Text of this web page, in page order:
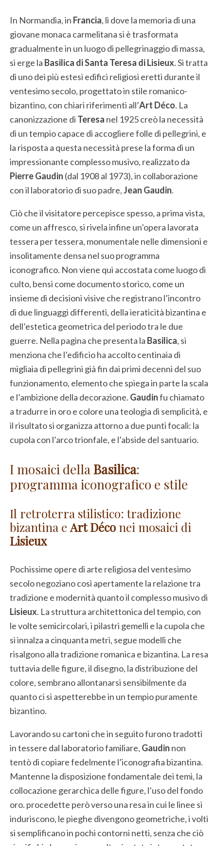
In Normandia, in Francia, lì dove la memoria di una
giovane monaca carmelitana si è trasformata
gradualmente in un luogo di pellegrinaggio di massa,
si erge la Basilica di Santa Teresa di Lisieux. Si tratta
di uno dei più estesi edifici religiosi eretti durante il
ventesimo secolo, progettato in stile romanico-
bizantino, con chiari riferimenti all’Art Déco. La
canonizzazione di Teresa nel 1925 creò la necessità
di un tempio capace di accogliere folle di pellegrini, e
la risposta a questa necessità prese la forma di un
impressionante complesso musivo, realizzato da
Pierre Gaudin (dal 1908 al 1973), in collaborazione
con il laboratorio di suo padre,Jean Gaudin.
Ciò che il visitatore percepisce spesso, a prima vista,
come un affresco, si rivela infine un’opera lavorata
tessera per tessera, monumentale nelle dimensioni e
insolitamente densa nel suo programma
iconografico. Non viene qui accostata come luogo di
culto, bensì come documento storico, come un
insieme di decisioni visive che registrano l’incontro
di due linguaggi differenti, della ieraticità bizantina e
dell’estetica geometrica del periodo tra le due
guerre. Nella pagina che presenta la Basilica, si
menziona che l’edificio ha accolto centinaia di
migliaia di pellegrini già fin dai primi decenni del suo
funzionamento, elemento che spiega in parte la scala
e l’ambizione della decorazione. Gaudinfu chiamato
a tradurre in oro e colore una teologia di semplicità, e
il risultato si organizza attorno a due punti focali: la
cupola con l’arco trionfale, e l’abside del santuario.
I mosaici dellaBasilica:
programma iconografico e stile
Il retroterra stilistico: tradizione
bizantina e Art Déco nei mosaici di
Lisieux
Pochissime opere di arte religiosa del ventesimo
secolo negoziano così apertamente la relazione tra
tradizione e modernità quanto il complesso musivo di
Lisieux. La struttura architettonica del tempio, con
le volte semicircolari, i pilastri gemelli e la cupola che
si innalza a cinquanta metri, segue modelli che
risalgono alla tradizione romanica e bizantina. La resa
tuttavia delle figure, il disegno, la distribuzione del
colore, sembrano allontanarsi sensibilmente da
quanto ci si aspetterebbe in un tempio puramente
bizantino.
Lavorando su cartoni che in seguito furono tradotti
in tessere dal laboratorio familiare, Gaudin non
tentò di copiare fedelmente l’iconografia bizantina.
Mantenne la disposizione fondamentale dei temi, la
collocazione gerarchica delle figure, l’uso del fondo
oro. procedette però verso una resa in cui le linee si
induriscono, le pieghe divengono geometriche, i volti
si semplificano in pochi contorni netti, senza che ciò